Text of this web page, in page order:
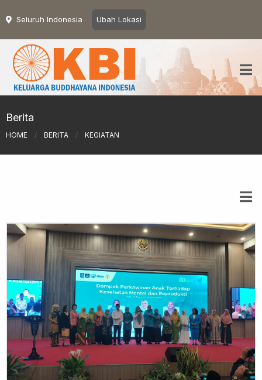
Seluruh Indonesia Ubah Lokasi
Berita
HOME / BERITA / KEGIATAN